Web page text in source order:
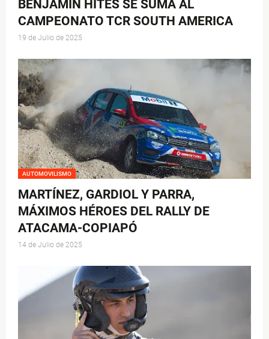
BENJAMÍN HITES SE SUMA AL
CAMPEONATO TCR SOUTH AMERICA
19 de Julio de 2025
AUTOMOVILISMO
MARTÍNEZ, GARDIOL Y PARRA,
MÁXIMOS HÉROES DEL RALLY DE
ATACAMA-COPIAPÓ
14 de Julio de 2025